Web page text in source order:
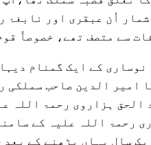
سے رابطہ
اُن عبقری اور
سے متصف تھے، خصوصاً
امیر الدین صاحب
الحق ہزاروی رحمۃ
رحمۃ اللہ علیہ کے
سال یہاں پڑھنے کے